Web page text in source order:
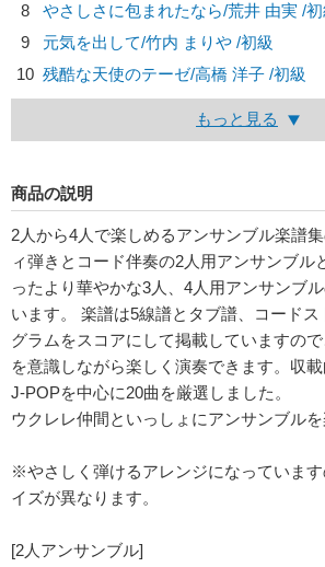
8
やさしさに包まれたなら/荒井 由実 /初
9
元気を出して/竹内 まりや /初級
10 残酷な天使のテーゼ/高橋 洋子 /初級
もっと見る
商品の説明
2人から4人で楽しめるアンサンブル楽譜
ィ弾きとコード伴奏の2人用アンサンブル
ったより華やかな3人、4人用アンサンブ
います。 楽譜は5線譜とタブ譜、コード
グラムをスコアにして掲載していますの
を意識しながら楽しく演奏できます。収
J-POPを中心に20曲を厳選しました。
ウクレレ仲間といっしょにアンサンブルを
※やさしく弾けるアレンジになっていま
イズが異なります。
[2人アンサンブル]